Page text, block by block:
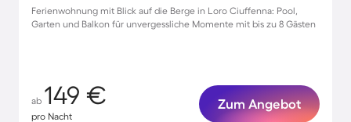
Ferienwohnung mit Blick auf die Berge in Loro Ciuffenna: Pool,
Garten und Balkon für unvergessliche Momente mit bis zu 8 Gästen
ab 149 €
pro Nacht
Zum Angebot